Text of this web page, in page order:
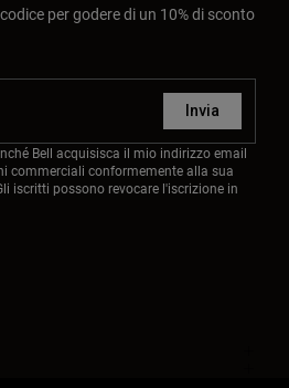
per godere di un 10% di sconto
Invia
Bell acquisisca il mio indirizzo email
commerciali conformemente alla sua
iscritti possono revocare l'iscrizione in